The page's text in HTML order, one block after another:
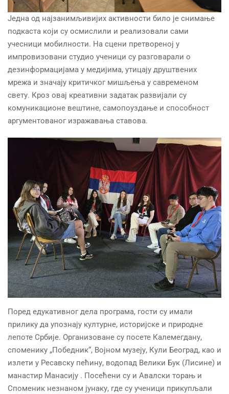
Једна од најзанимљивијих активности било је снимање
подкаста који су осмислили и реализовали сами
учесници мобилности. На сцени претвореној у
импровизовани студио ученици су разговарали о
дезинформацијама у медијима, утицају друштвених
мрежа и значају критичког мишљења у савременом
свету. Кроз овај креативни задатак развијали су
комуникационе вештине, самопоуздање и способност
аргументованог изражавања ставова.
Поред едукативног дела програма, гости су имали
прилику да упознају културне, историјске и природне
лепоте Србије. Организоване су посете Калемегдану,
споменику „Победник“, Војном музеју, Кули Београд, као и
излети у Ресавску пећину, водопад Велики Бук (Лисине) и
манастир Манасију . Посећени су и Авалски торањ и
Споменик незнаном јунаку, где су ученици прикупљали